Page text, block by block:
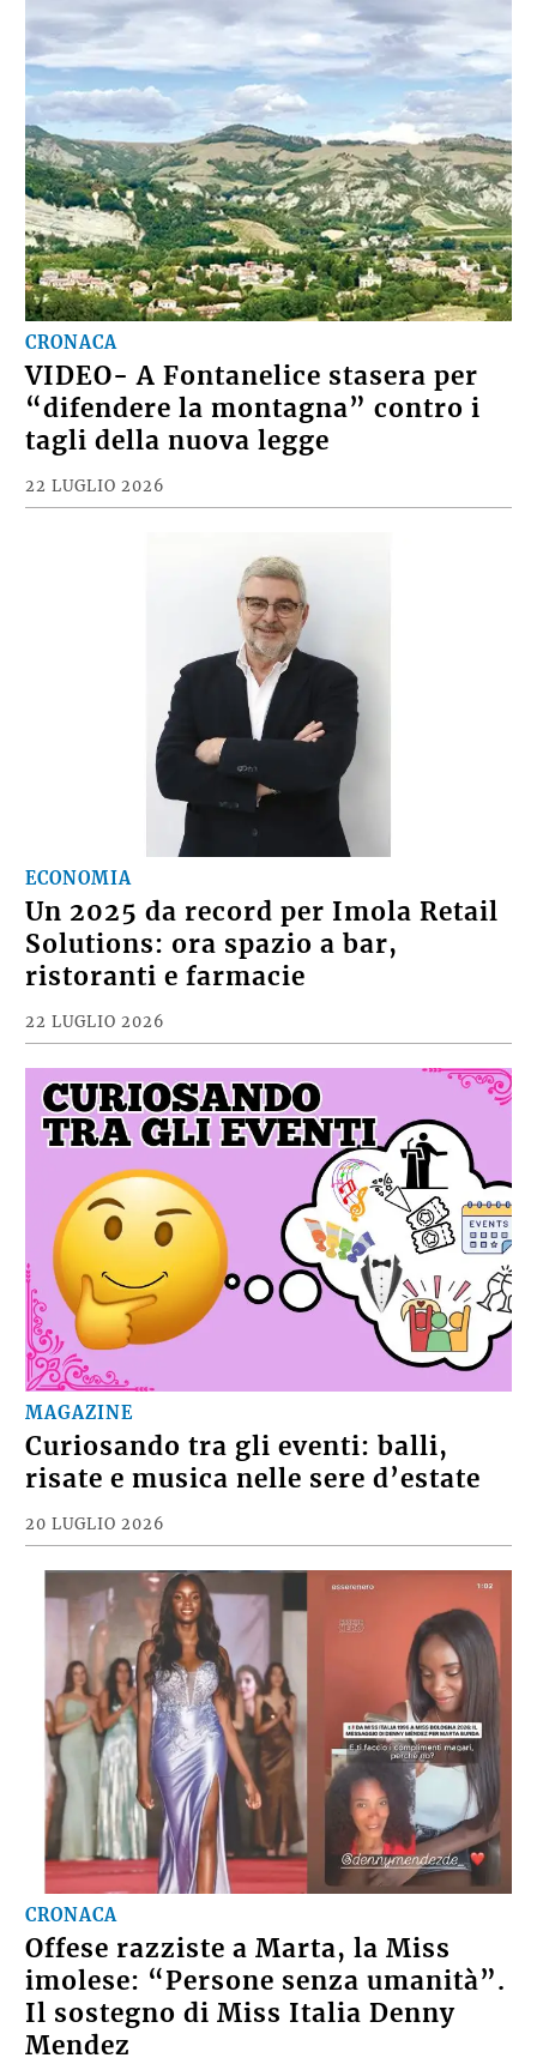
CRONACA
VIDEO- A Fontanelice stasera per
“difendere la montagna” contro i
tagli della nuova legge
22 LUGLIO 2026
ECONOMIA
Un 2025 da record per Imola Retail
Solutions: ora spazio a bar,
ristoranti e farmacie
22 LUGLIO 2026
MAGAZINE
Curiosando tra gli eventi: balli,
risate e musica nelle sere d’estate
20 LUGLIO 2026
CRONACA
Offese razziste a Marta, la Miss
imolese: “Persone senza umanità”.
Il sostegno di Miss Italia Denny
Mendez